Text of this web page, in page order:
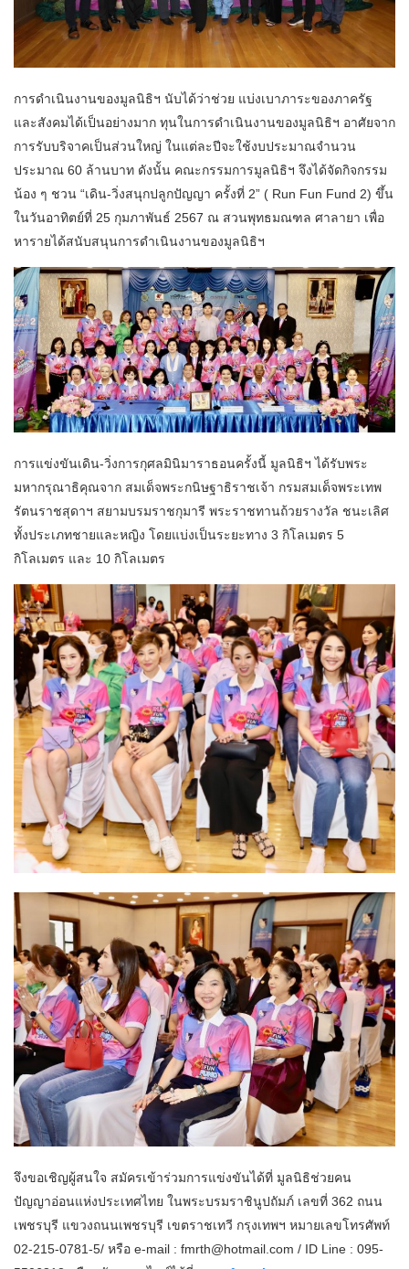
การดำเนินงานของมูลนิธิฯ นับได้ว่าช่วย แบ่งเบาภาระของภาครัฐ
และสังคมได้เป็นอย่างมาก ทุนในการดำเนินงานของมูลนิธิฯ อาศัยจาก
การรับบริจาคเป็นส่วนใหญ่ ในแต่ละปีจะใช้งบประมาณจำนวน
ประมาณ 60 ล้านบาท ดังนั้น คณะกรรมการมูลนิธิฯ จึงได้จัดกิจกรรม
น้อง ๆ ชวน “เดิน-วิ่งสนุกปลูกปัญญา ครั้งที่ 2” ( Run Fun Fund 2) ขึ้น
ในวันอาทิตย์ที่ 25 กุมภาพันธ์ 2567 ณ สวนพุทธมณฑล ศาลายา เพื่อ
หารายได้สนับสนุนการดำเนินงานของมูลนิธิฯ
การแข่งขันเดิน-วิ่งการกุศลมินิมาราธอนครั้งนี้ มูลนิธิฯ ได้รับพระ
มหากรุณาธิคุณจาก สมเด็จพระกนิษฐาธิราชเจ้า กรมสมเด็จพระเทพ
รัตนราชสุดาฯ สยามบรมราชกุมารี พระราชทานถ้วยรางวัล ชนะเลิศ
ทั้งประเภทชายและหญิง โดยแบ่งเป็นระยะทาง 3 กิโลเมตร 5
กิโลเมตร และ 10 กิโลเมตร
จึงขอเชิญผู้สนใจ สมัครเข้าร่วมการแข่งขันได้ที่ มูลนิธิช่วยคน
ปัญญาอ่อนแห่งประเทศไทย ในพระบรมราชินูปถัมภ์ เลขที่ 362 ถนน
เพชรบุรี แขวงถนนเพชรบุรี เขตราชเทวี กรุงเทพฯ หมายเลขโทรศัพท์
02-215-0781-5/ หรือ e-mail : fmrth@hotmail.com / ID Line : 095-